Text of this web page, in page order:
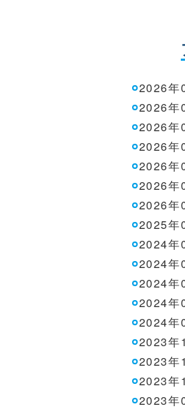
2026年
2026年
2026年
2026年
2026年
2026年
2026年
2025年
2024年
2024年
2024年
2024年
2024年
2023年
2023年
2023年
2023年